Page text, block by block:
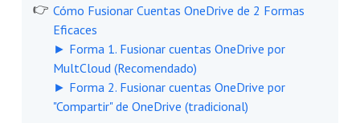
Cómo Fusionar Cuentas OneDrive de 2 Formas
Eficaces
► Forma 1. Fusionar cuentas OneDrive por
MultCloud (Recomendado)
► Forma 2. Fusionar cuentas OneDrive por
"Compartir" de OneDrive (tradicional)